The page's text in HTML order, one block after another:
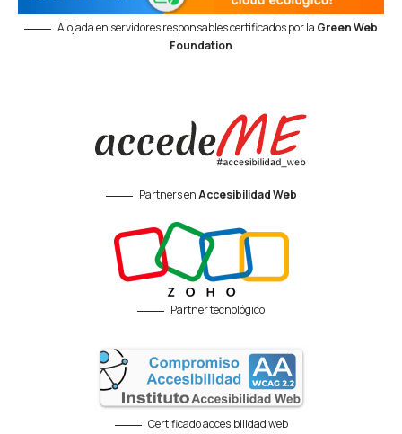
Alojada en servidores responsables certificados por la Green Web
Foundation
Partners enAccesibilidad Web
Partner tecnológico
Certificado accesibilidad web